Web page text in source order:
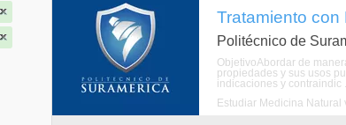
Tratamiento con
Politécnico de
ObjetivoAbordar de
propiedades y sus usos
indicaciones y contraindic
Estudiar Medicina Natural